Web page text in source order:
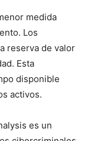
medida
Los
reserva de valor
Esta
disponible
activos.
es un